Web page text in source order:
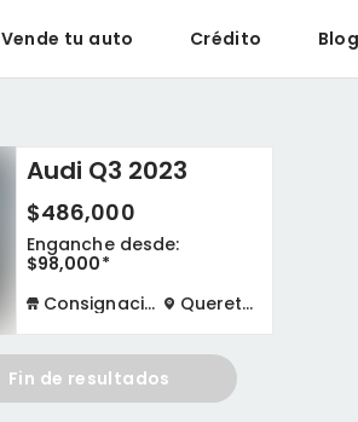
Vende tu auto Crédito Blog
Audi Q3 2023
$486,000
Enganche desde:
$98,000*
Consignación virtual
Queretaro
Fin de resultados